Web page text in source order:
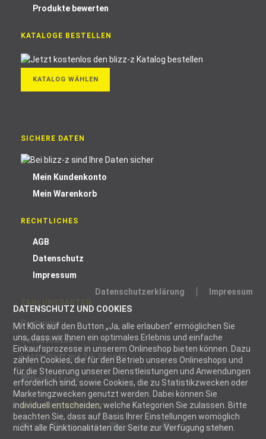
Datenschutzerklärung
Impressum
DATENSCHUTZ UND COOKIES
Mit Klick auf den Button „Ja, alle erlauben“ ermöglichen Sie
uns, dass wir Ihnen ein optimales Erlebnis und einfache
Einkaufsprozesse in unserem Onlineshop bieten können. Dazu
zählen Cookies, die für den Betrieb unseres Onlineshops und
für die Steuerung unserer Dienstleistungen und Anwendungen
erforderlich sind, sowie Cookies, die zu Statistikzwecken oder
Marketingzwecken genutzt werden. Dabei können Sie
individuell entscheiden, welche Kategorien Sie zulassen. Bitte
beachten Sie, dass auf Basis Ihrer Einstellungen womöglich
nicht alle Funktionalitäten der Seite zur Verfügung stehen.
Produkte bewerten
KATALOGE BESTELLEN
KATALOG WÄHLEN
SICHERE DATEN
Mein Kundenkonto
Mein Warenkorb
RECHTLICHES
AGB
Datenschutz
Impressum
Rechnung
Vorauskasse
Lastschrift mit 2 % Skonto
WIR VERSENDEN MIT